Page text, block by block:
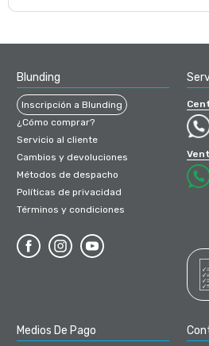
Blunding
Inscripción a Blunding
¿Cómo comprar?
Servicio al cliente
Cambios y devoluciones
Métodos de despacho
Políticas de privacidad
Términos y condiciones
Medios De Pago